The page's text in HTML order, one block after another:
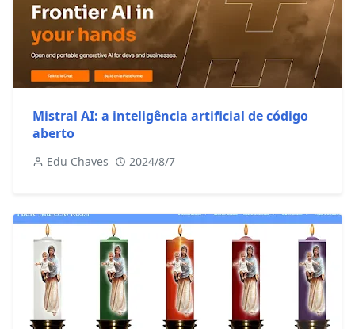
Mistral AI: a inteligência artificial de código
aberto
Edu Chaves 2024/8/7